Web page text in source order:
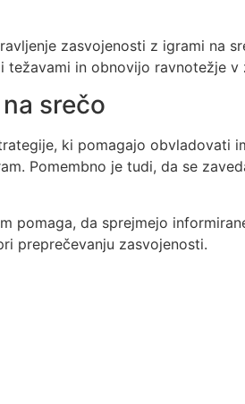
zasvojenosti z igrami na
težavami in obnovijo ravnotežje v
srečo
ki pomagajo obvladovati
Pomembno je tudi, da se
pomaga, da sprejmejo
preprečevanju zasvojenosti.